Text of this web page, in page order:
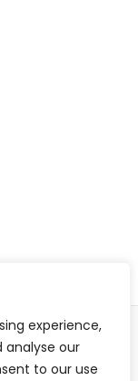
experience,
analyse our
to our use
COOKIES